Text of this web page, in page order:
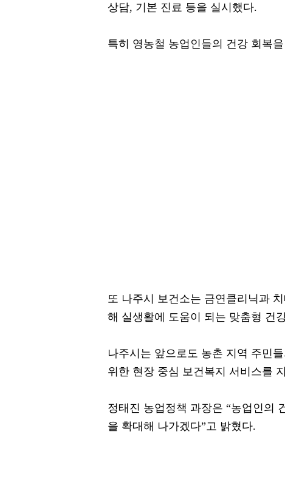
상담, 기본 진료 등을 실시했다.
특히 영농철 농업인들의 건강 회복
또 나주시 보건소는 금연클리닉과
해 실생활에 도움이 되는 맞춤형 건
나주시는 앞으로도 농촌 지역 주민
위한 현장 중심 보건복지 서비스를
정태진 농업정책 과장은 “농업인의
을 확대해 나가겠다”고 밝혔다.